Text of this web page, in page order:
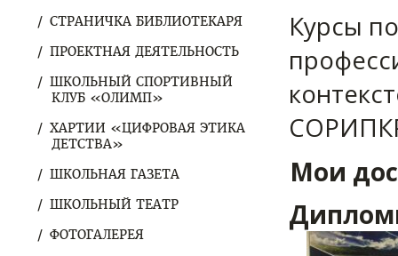
СТРАНИЧКА БИБЛИОТЕКАРЯ
ПРОЕКТНАЯ ДЕЯТЕЛЬНОСТЬ
ШКОЛЬНЫЙ СПОРТИВНЫЙ
КЛУБ «ОЛИМП»
ХАРТИИ «ЦИФРОВАЯ ЭТИКА
ДЕТСТВА»
ШКОЛЬНАЯ ГАЗЕТА
ШКОЛЬНЫЙ ТЕАТР
ФОТОГАЛЕРЕЯ
Курсы
Мои